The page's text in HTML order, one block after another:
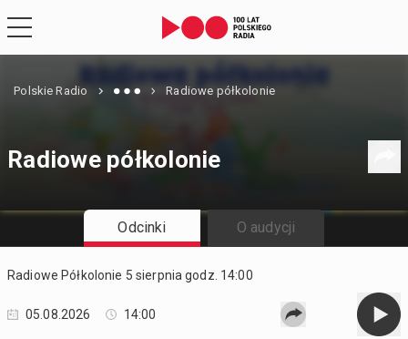
Polskie Radio Radiowe półkolonie
Radiowe półkolonie
Odcinki O audycji
Radiowe Półkolonie 5 sierpnia godz. 14:00
05.08.2026 14:00